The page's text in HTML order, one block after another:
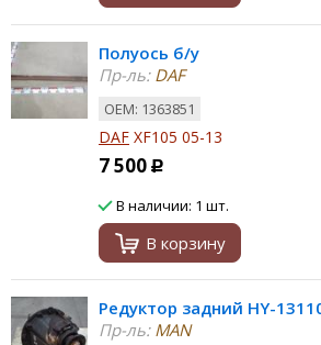
Полуось б/у
Пр-ль:DAF
ОЕМ: 1363851
DAF XF105 05-13
7 500 Р
В наличии: 1 шт.
В корзину
Редуктор задний HY-
Пр-ль:MAN